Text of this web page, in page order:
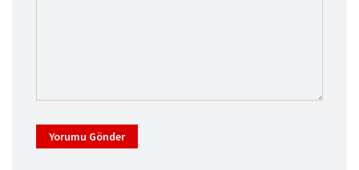
Yorumu Gönder